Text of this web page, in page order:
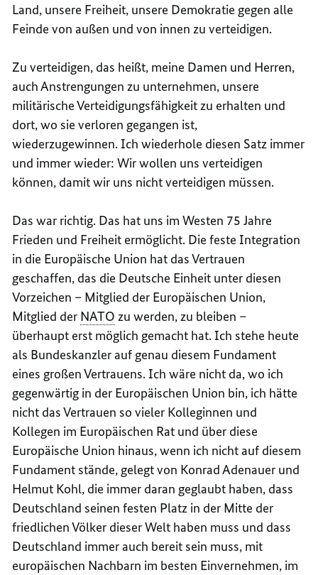
Land, unsere Freiheit, unsere Demokratie gegen alle
Feinde von außen und von innen zu verteidigen.
Zu verteidigen, das heißt, meine Damen und Herren,
auch Anstrengungen zu unternehmen, unsere
militärische Verteidigungsfähigkeit zu erhalten und
dort, wo sie verloren gegangen ist,
wiederzugewinnen. Ich wiederhole diesen Satz immer
und immer wieder: Wir wollen uns verteidigen
können, damit wir uns nicht verteidigen müssen.
Das war richtig. Das hat uns im Westen 75 Jahre
Frieden und Freiheit ermöglicht. Die feste Integration
in die Europäische Union hat das Vertrauen
geschaffen, das die Deutsche Einheit unter diesen
Vorzeichen – Mitglied der Europäischen Union,
Mitglied der NATO zu werden, zu bleiben –
überhaupt erst möglich gemacht hat. Ich stehe heute
als Bundeskanzler auf genau diesem Fundament
eines großen Vertrauens. Ich wäre nicht da, wo ich
gegenwärtig in der Europäischen Union bin, ich hätte
nicht das Vertrauen so vieler Kolleginnen und
Kollegen im Europäischen Rat und über diese
Europäische Union hinaus, wenn ich nicht auf diesem
Fundament stände, gelegt von Konrad Adenauer und
Helmut Kohl, die immer daran geglaubt haben, dass
Deutschland seinen festen Platz in der Mitte der
friedlichen Völker dieser Welt haben muss und dass
Deutschland immer auch bereit sein muss, mit
europäischen Nachbarn im besten Einvernehmen, im